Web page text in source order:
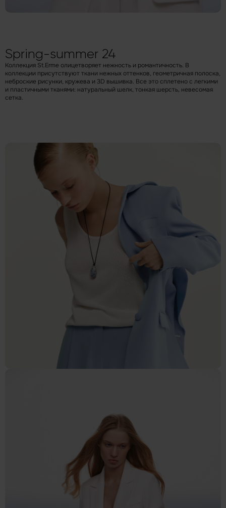
Spring-summer 24
Коллекция St.Erme олицетворяет нежность и романтичность. В
коллекции присутствуют ткани нежных оттенков, геометричная полоска,
неброские рисунки, кружева и 3D вышивка. Все это сплетено с легкими
и пластичными тканями: натуральный шелк, тонкая шерсть, невесомая
сетка.